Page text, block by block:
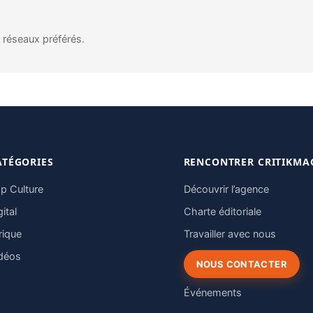
préférés.
Culture
RENCONTRER
Découvrir l’agence
Charte éditoriale
Travailler avec nous
NOUS CONTACTER
Événements